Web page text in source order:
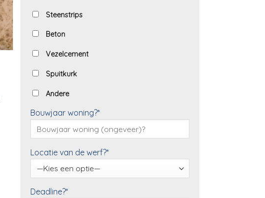
Steenstrips
Beton
Vezelcement
Spuitkurk
Andere
Bouwjaar woning?*
Locatie van de werf?*
Deadline?*